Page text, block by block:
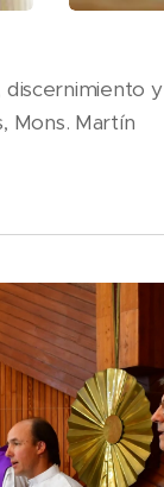
discernimiento y
Mons. Martín